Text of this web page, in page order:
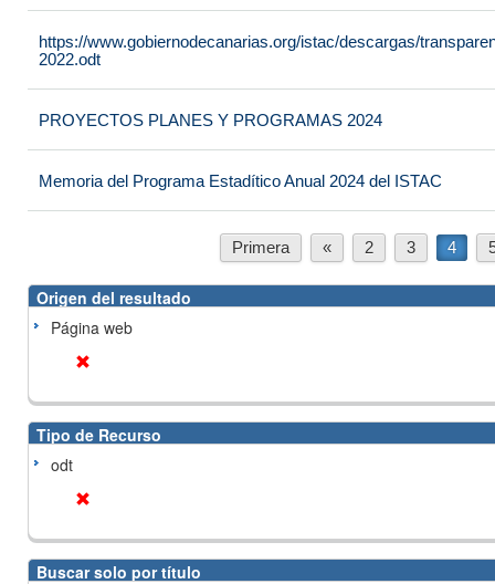
https://www.gobiernodecanarias.org/istac/descargas/
2022.odt
PROYECTOS PLANES Y PROGRAMAS 2024
Memoria del Programa Estadítico Anual 2024 del ISTAC
Primera « 2 3 4
Origen del resultado
Página web
Tipo de Recurso
odt
Buscar solo por título